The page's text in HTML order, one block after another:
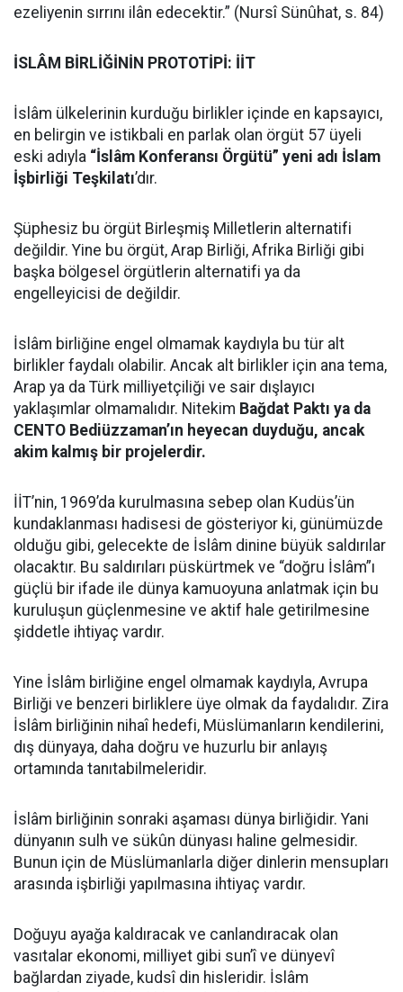
ezeliyenin sırrını ilân edecektir.” (Nursî Sünûhat, s. 84)
İSLÂM BİRLİĞİNİN PROTOTİPİ: İİT
İslâm ülkelerinin kurduğu birlikler içinde en kapsayıcı,
en belirgin ve istikbali en parlak olan örgüt 57 üyeli
eski adıyla “İslâm Konferansı Örgütü” yeni adı İslam
İşbirliği Teşkilatı’dır.
Şüphesiz bu örgüt Birleşmiş Milletlerin alternatifi
değildir. Yine bu örgüt, Arap Birliği, Afrika Birliği gibi
başka bölgesel örgütlerin alternatifi ya da
engelleyicisi de değildir.
İslâm birliğine engel olmamak kaydıyla bu tür alt
birlikler faydalı olabilir. Ancak alt birlikler için ana tema,
Arap ya da Türk milliyetçiliği ve sair dışlayıcı
yaklaşımlar olmamalıdır. Nitekim Bağdat Paktı ya da
CENTO Bediüzzaman’ın heyecan duyduğu, ancak
akim kalmış bir projelerdir.
İİT’nin, 1969’da kurulmasına sebep olan Kudüs’ün
kundaklanması hadisesi de gösteriyor ki, günümüzde
olduğu gibi, gelecekte de İslâm dinine büyük saldırılar
olacaktır. Bu saldırıları püskürtmek ve “doğru İslâm”ı
güçlü bir ifade ile dünya kamuoyuna anlatmak için bu
kuruluşun güçlenmesine ve aktif hale getirilmesine
şiddetle ihtiyaç vardır.
Yine İslâm birliğine engel olmamak kaydıyla, Avrupa
Birliği ve benzeri birliklere üye olmak da faydalıdır. Zira
İslâm birliğinin nihaî hedefi, Müslümanların kendilerini,
dış dünyaya, daha doğru ve huzurlu bir anlayış
ortamında tanıtabilmeleridir.
İslâm birliğinin sonraki aşaması dünya birliğidir. Yani
dünyanın sulh ve sükûn dünyası haline gelmesidir.
Bunun için de Müslümanlarla diğer dinlerin mensupları
arasında işbirliği yapılmasına ihtiyaç vardır.
Doğuyu ayağa kaldıracak ve canlandıracak olan
vasıtalar ekonomi, milliyet gibi sun’î ve dünyevî
bağlardan ziyade, kudsî din hisleridir. İslâm